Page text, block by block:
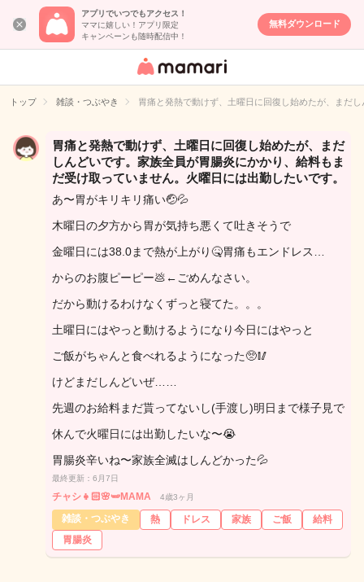
アプリでいつでもアクセス！
ママに嬉しい！アプリ限定
キャンペーンも随時配信中！
無料ダウンロード
女性専用匿名QA
イト
トップ 雑談・つぶやき 胃痛と発熱で動けず、土曜日に回復し始めたが、まだ
胃痛と発熱で動けず、土曜日に回復し始めたが、まだ
しんどいです。家族全員が胃腸炎にかかり、給料もま
だ受け取っていません。火曜日には出勤したいです。
あ〜胃がキリキリ痛い🤕💦
木曜日の夕方から胃が気持ち悪くて吐きそうで
金曜日には38.0まで熱が上がり🤒胃痛もエンドレス…
からのお腹ピーピー💩←ごめんなさい。
だから動けるわけなくずっと寝てた。。。
土曜日にはやっと動けるようになり今日にはやっと
ご飯がちゃんと食べれるようになった🥺🥢
けどまだしんどいぜ……
先週のお給料まだ貰ってないし(手渡し)明日まで様子見で
休んで火曜日には出勤したいな〜😭
胃腸炎辛いね〜家族全滅はしんどかった💦
最終更新：6月7日
チャシ👧🏻🌸🫛MAMA 4歳3ヶ月
雑談・つぶやき 熱 ドレス 家族 ご飯
給料
胃腸炎